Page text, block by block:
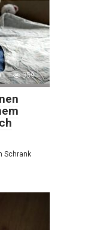
359
Schrank